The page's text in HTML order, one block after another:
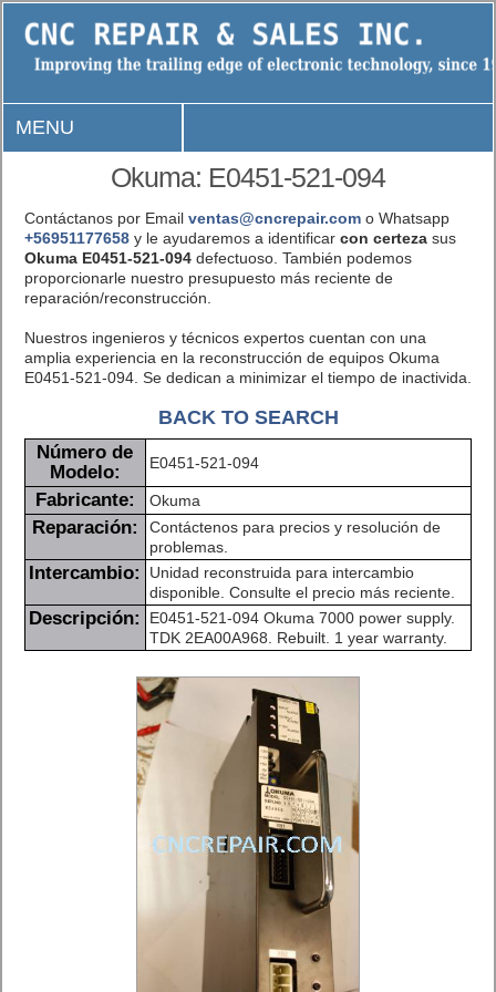
MENU
Okuma: E0451-521-094
Contáctanos por Email ventas@cncrepair.como Whatsapp
+56951177658y le ayudaremos a identificar con certezasus
Okuma E0451-521-094defectuoso. También podemos
proporcionarle nuestro presupuesto más reciente de
reparación/reconstrucción.
Nuestros ingenieros y técnicos expertos cuentan con una
amplia experiencia en la reconstrucción de equipos Okuma
E0451-521-094. Se dedican a minimizar el tiempo de inactivida.
BACK TO SEARCH
Número de
Modelo:
E0451-521-094
Fabricante: Okuma
Reparación:
Contáctenos para precios y resolución de
problemas.
Intercambio:
Unidad reconstruida para intercambio
disponible. Consulte el precio más reciente.
Descripción:
E0451-521-094 Okuma 7000 power supply.
TDK 2EA00A968. Rebuilt. 1 year warranty.